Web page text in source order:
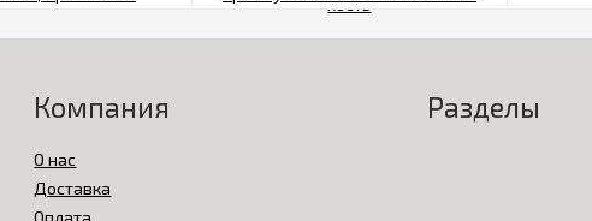
Компания
О нас
Доставка
Оплата
Разделы